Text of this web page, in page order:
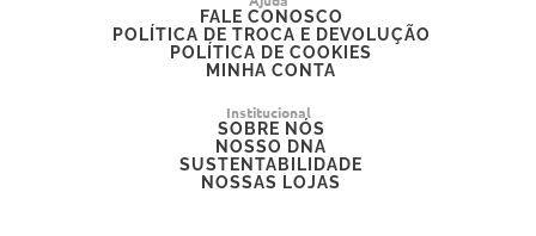
FALE CONOSCO
POLÍTICA DE TROCA E DEVOLUÇÃO
POLÍTICA DE COOKIES
MINHA CONTA
Institucional
SOBRE NÓS
NOSSO DNA
SUSTENTABILIDADE
NOSSAS LOJAS